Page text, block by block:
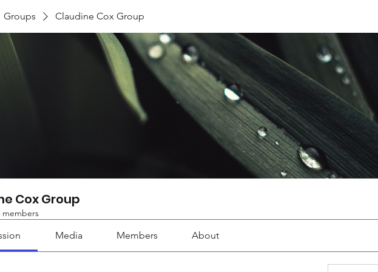
Groups Claudine Cox Group
Cox Group
members
Media Members About